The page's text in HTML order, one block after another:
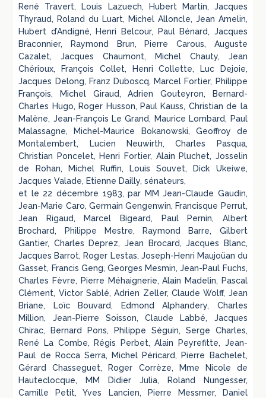
René Travert, Louis Lazuech, Hubert Martin, Jacques
Thyraud, Roland du Luart, Michel Alloncle, Jean Amelin,
Hubert d’Andigné, Henri Belcour, Paul Bénard, Jacques
Braconnier, Raymond Brun, Pierre Carous, Auguste
Cazalet, Jacques Chaumont, Michel Chauty, Jean
Chérioux, François Collet, Henri Collette, Luc Dejoie,
Jacques Delong, Franz Duboscq, Marcel Fortier, Philippe
François, Michel Giraud, Adrien Gouteyron, Bernard-
Charles Hugo, Roger Husson, Paul Kauss, Christian de la
Malène, Jean-François Le Grand, Maurice Lombard, Paul
Malassagne, Michel-Maurice Bokanowski, Geoffroy de
Montalembert, Lucien Neuwirth, Charles Pasqua,
Christian Poncelet, Henri Fortier, Alain Pluchet, Josselin
de Rohan, Michel Ruffin, Louis Souvet, Dick Ukeiwe,
Jacques Valade, Etienne Dailly, sénateurs,
et le 22 décembre 1983, par MM Jean-Claude Gaudin,
Jean-Marie Caro, Germain Gengenwin, Francisque Perrut,
Jean Rigaud, Marcel Bigeard, Paul Pernin, Albert
Brochard, Philippe Mestre, Raymond Barre, Gilbert
Gantier, Charles Deprez, Jean Brocard, Jacques Blanc,
Jacques Barrot, Roger Lestas, Joseph-Henri Maujoüan du
Gasset, Francis Geng, Georges Mesmin, Jean-Paul Fuchs,
Charles Fèvre, Pierre Méhaignerie, Alain Madelin, Pascal
Clément, Victor Sablé, Adrien Zeller, Claude Wolff, Jean
Briane, Loïc Bouvard, Edmond Alphandery, Charles
Million, Jean-Pierre Soisson, Claude Labbé, Jacques
Chirac, Bernard Pons, Philippe Séguin, Serge Charles,
René La Combe, Régis Perbet, Alain Peyrefitte, Jean-
Paul de Rocca Serra, Michel Péricard, Pierre Bachelet,
Gérard Chasseguet, Roger Corrèze, Mme Nicole de
Hauteclocque, MM Didier Julia, Roland Nungesser,
Camille Petit, Yves Lancien, Pierre Messmer, Daniel